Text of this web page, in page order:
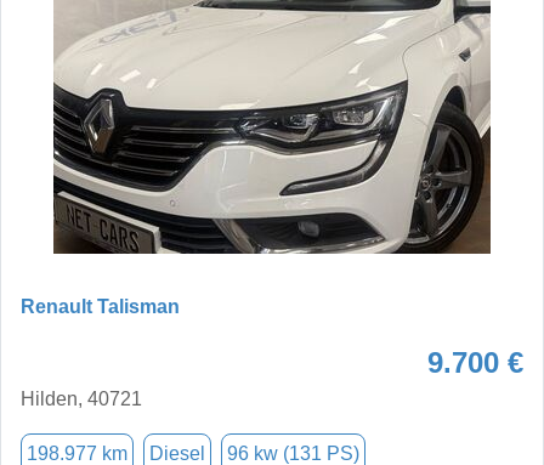
Renault Talisman
9.700 €
Hilden, 40721
198.977 km Diesel 96 kw (131 PS)